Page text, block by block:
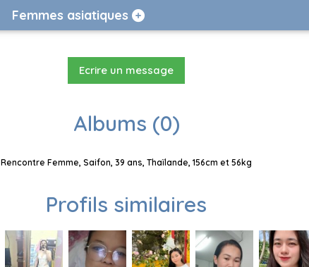
Femmes asiatiques
Ecrire un message
Albums (0)
Rencontre Femme, Saifon, 39 ans, Thaïlande, 156cm et 56kg
Profils similaires